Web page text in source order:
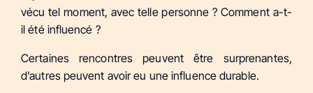
vécu tel moment, avec telle personne ? Comment a-t-
il été influencé ?
Certaines rencontres peuvent être surprenantes,
d’autres peuvent avoir eu une influence durable.